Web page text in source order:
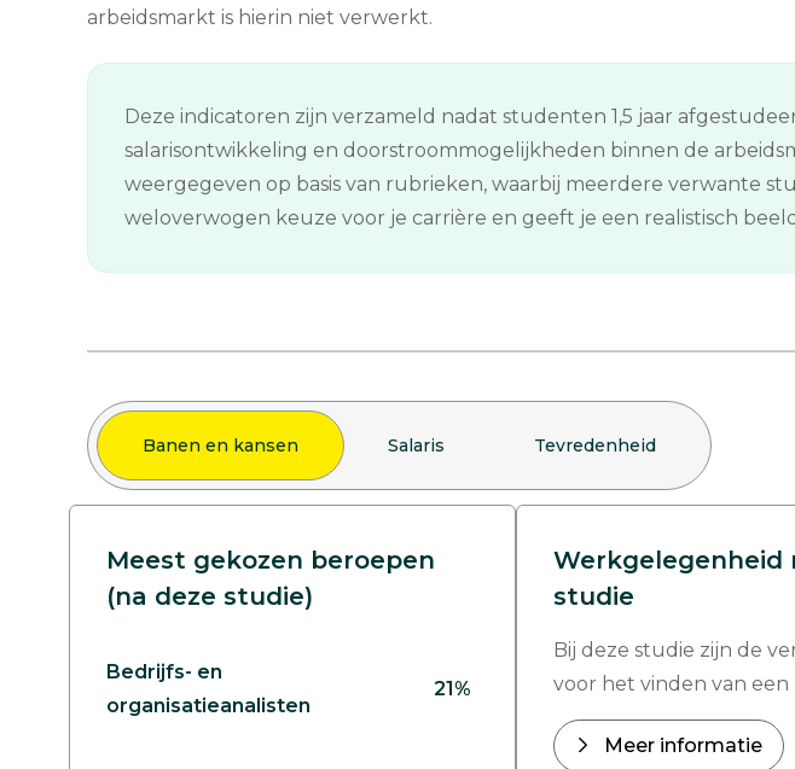
arbeidsmarkt is hierin niet verwerkt.
Deze indicatoren zijn verzameld nadat studenten 1,5 jaar
salarisontwikkeling en doorstroommogelijkheden binnen de
weergegeven op basis van rubrieken, waarbij meerdere verwante
weloverwogen keuze voor je carrière en geeft je een realistisch
Banen en kansen Salaris Tevredenheid
Meest gekozen beroepen
(na deze studie)
Bedrijfs- en
organisatieanalisten
21%
Werkgelegenheid
studie
Bij deze studie zijn de
voor het vinden van een
Meer informatie